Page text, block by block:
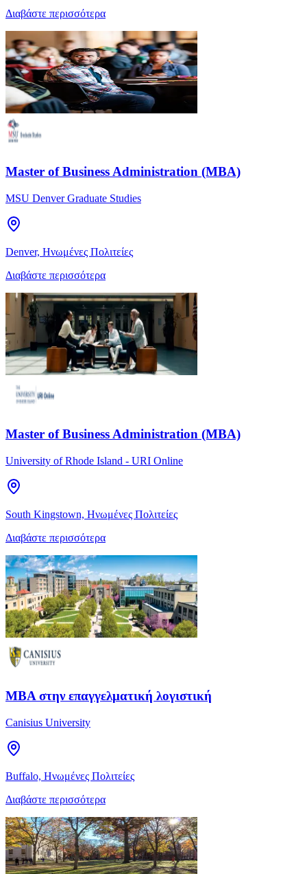
Διαβάστε περισσότερα
Master of Business Administration (MBA)
MSU Denver Graduate Studies
Denver, Ηνωμένες Πολιτείες
Διαβάστε περισσότερα
Master of Business Administration (MBA)
University of Rhode Island - URI Online
South Kingstown, Ηνωμένες Πολιτείες
Διαβάστε περισσότερα
MBA στην επαγγελματική λογιστική
Canisius University
Buffalo, Ηνωμένες Πολιτείες
Διαβάστε περισσότερα